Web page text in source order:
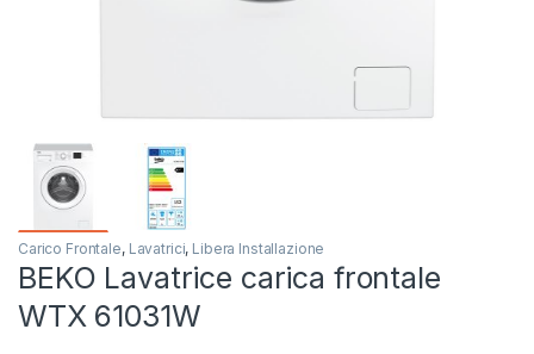
Carico Frontale, Lavatrici, Libera Installazione
BEKO Lavatrice carica frontale
WTX 61031W